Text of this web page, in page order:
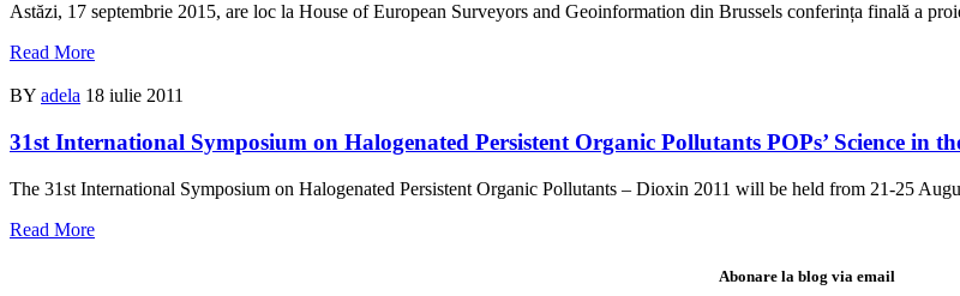
Astăzi, 17 septembrie 2015, are loc la House of European Surveyors and Geoinformation din Brussels conferința finală a
Read More
BY adela 18 iulie 2011
31st International Symposium on Halogenated Persistent Organic Pollutants POPs’ Science in
The 31st International Symposium on Halogenated Persistent Organic Pollutants – Dioxin 2011 will be held from 21-25
Read More
Abonare la blog via email